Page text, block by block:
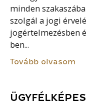
minden
szolgál a jogi
jogértelmezésben
ben...
Tovább olvasom